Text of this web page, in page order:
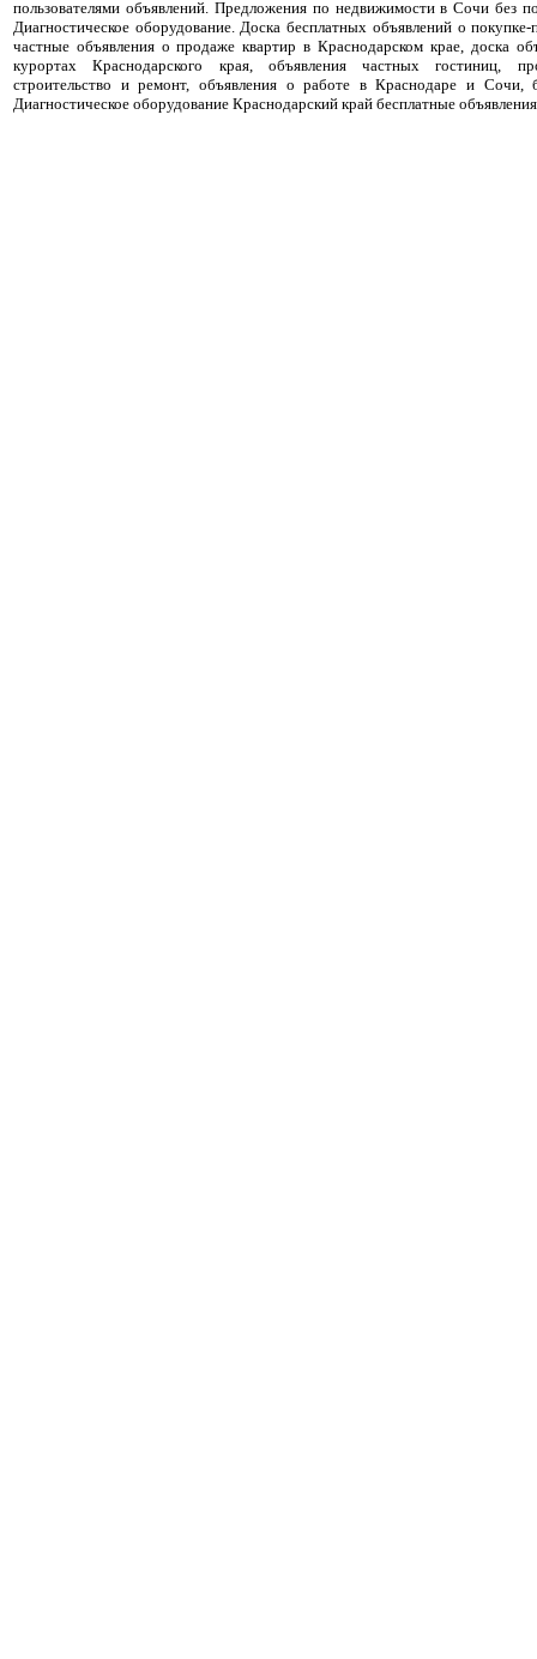
пользователями объявлений. Предложения по недвижимости в Сочи без
Диагностическое оборудование. Доска бесплатных объявлений о
частные объявления о продаже квартир в Краснодарском крае, доска
курортах Краснодарского края, объявления частных гостиниц,
строительство и ремонт, объявления о работе в Краснодаре и Сочи,
Диагностическое оборудование Краснодарский край бесплатные